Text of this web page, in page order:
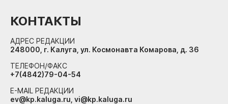
КОНТАКТЫ
АДРЕС РЕДАКЦИИ
248000, г. Калуга, ул. Космонавта Комарова, д. 36
ТЕЛЕФОН/ФАКС
+7(4842)79-04-54
E-MAIL РЕДАКЦИИ
ev@kp.kaluga.ru, vi@kp.kaluga.ru